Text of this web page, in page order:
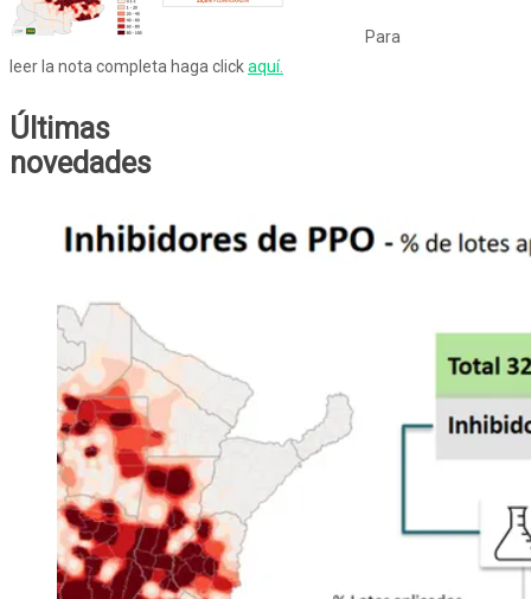
Para
leer la nota completa haga clickaquí.
Últimas
novedades